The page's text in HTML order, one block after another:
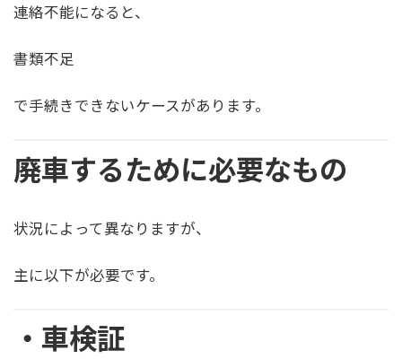
連絡不能になると、
書類不足
で手続きできないケースがあります。
廃車するために必要なもの
状況によって異なりますが、
主に以下が必要です。
・車検証